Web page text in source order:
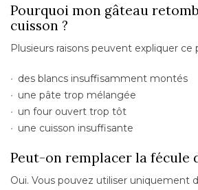
Pourquoi mon gâteau
cuisson ?
Plusieurs raisons peuvent expliquer ce
des blancs insuffisamment montés
une pâte trop mélangée
un four ouvert trop tôt
une cuisson insuffisante
Peut-on remplacer la fécule
Oui. Vous pouvez utiliser uniquement